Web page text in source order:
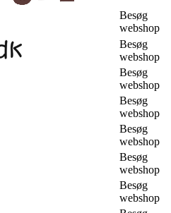
Besøg
webshop
Besøg
webshop
Besøg
webshop
Besøg
webshop
Besøg
webshop
Besøg
webshop
Besøg
webshop